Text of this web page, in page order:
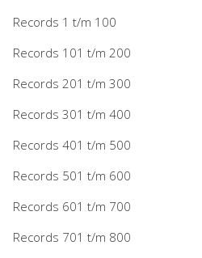
Records 1 t/m 100
Records 101 t/m 200
Records 201 t/m 300
Records 301 t/m 400
Records 401 t/m 500
Records 501 t/m 600
Records 601 t/m 700
Records 701 t/m 800